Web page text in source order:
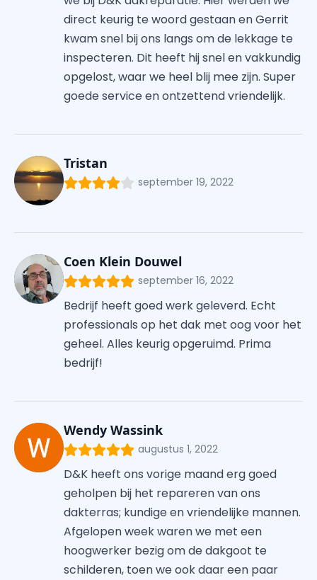
direct keurig te woord gestaan en Gerrit
kwam snel bij ons langs om de lekkage te
inspecteren. Dit heeft hij snel en vakkundig
opgelost, waar we heel blij mee zijn. Super
goede service en ontzettend vriendelijk.
Tristan
september 19, 2022
Coen Klein Douwel
september 16, 2022
Bedrijf heeft goed werk geleverd. Echt
professionals op het dak met oog voor het
geheel. Alles keurig opgeruimd. Prima
bedrijf!
Wendy Wassink
augustus 1, 2022
D&K heeft ons vorige maand erg goed
geholpen bij het repareren van ons
dakterras; kundige en vriendelijke mannen.
Afgelopen week waren we met een
hoogwerker bezig om de dakgoot te
schilderen, toen we ook daar een paar